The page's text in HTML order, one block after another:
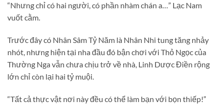
“Nhưng chỉ có hai người, có phần nhàm chán a…” Lạc Nam
vuốt cằm.
Trước đây có Nhân Sâm Tỷ Năm là Nhân Nhi tung tăng nhảy
nhót, nhưng hiện tại nha đầu đó bận chơi với Thỏ Ngọc của
Thường Nga vẫn chưa chịu trở về nhà, Linh Dược Điền rộng
lớn chỉ còn lại hai tỷ muội.
“Tất cả thực vật nơi này đều có thể làm bạn với bọn thiếp!”